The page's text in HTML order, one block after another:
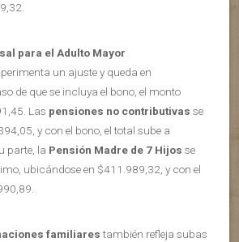
para el Adulto Mayor
un ajuste y queda en
de que se incluya el bono, el monto
Las pensiones no contributivas se
y con el bono, el total sube a
parte, la Pensión Madre de 7 Hijos se
ubicándose en $411.989,32, y con el
familiarestambién refleja subas